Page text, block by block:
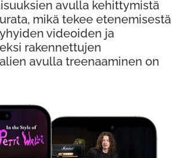
avulla kehittymistä
mikä tekee etenemisestä
videoiden ja
rakennettujen
avulla treenaaminen on